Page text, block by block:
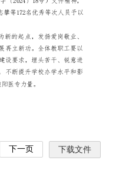
下一页 下载文件